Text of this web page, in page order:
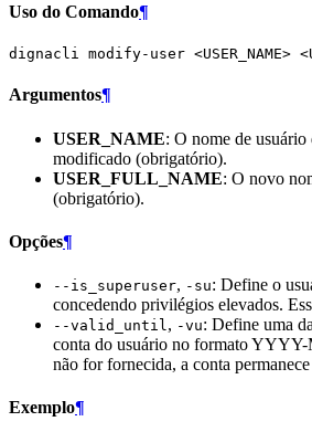
Uso do Comando¶
dignacli modify-user <USER_NAME>
Argumentos¶
USER_NAME: O nome de usuário
modificado (obrigatório).
USER_FULL_NAME: O novo
(obrigatório).
Opções¶
--is_superuser, -su: Define o
concedendo privilégios elevados.
--valid_until, -vu: Define uma
conta do usuário no formato
não for fornecida, a conta
Exemplo¶